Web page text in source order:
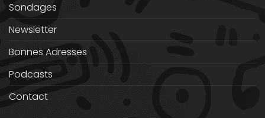
Sondages
Newsletter
Bonnes Adresses
Podcasts
Contact